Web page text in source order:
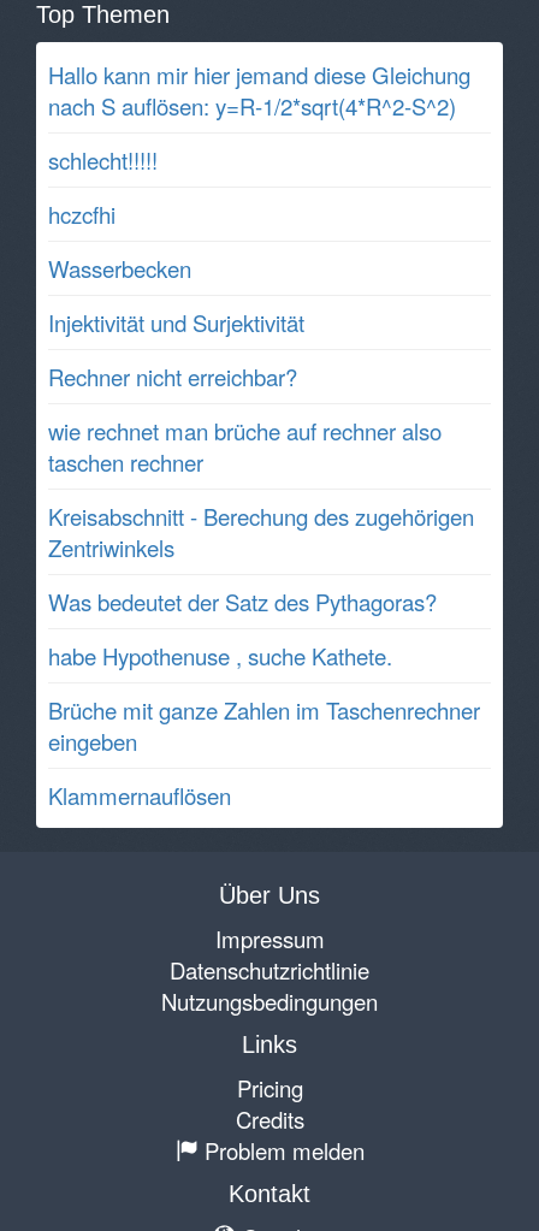
Top Themen
Hallo kann mir hier jemand diese Gleichung
nach S auflösen: y=R-1/2*sqrt(4*R^2-S^2)
schlecht!!!!!
hczcfhi
Wasserbecken
Injektivität und Surjektivität
Rechner nicht erreichbar?
wie rechnet man brüche auf rechner also
taschen rechner
Kreisabschnitt - Berechung des zugehörigen
Zentriwinkels
Was bedeutet der Satz des Pythagoras?
habe Hypothenuse , suche Kathete.
Brüche mit ganze Zahlen im Taschenrechner
eingeben
Klammernauflösen
Über Uns
Impressum
Datenschutzrichtlinie
Nutzungsbedingungen
Links
Pricing
Credits
Problem melden
Kontakt